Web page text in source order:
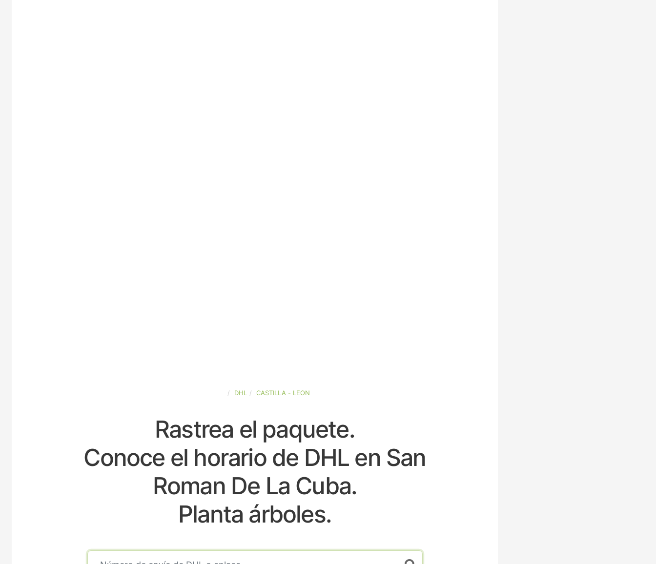
DHL CASTILLA - LEON
Rastrea el paquete.
Conoce el horario de DHL en San
Roman De La Cuba.
Planta árboles.